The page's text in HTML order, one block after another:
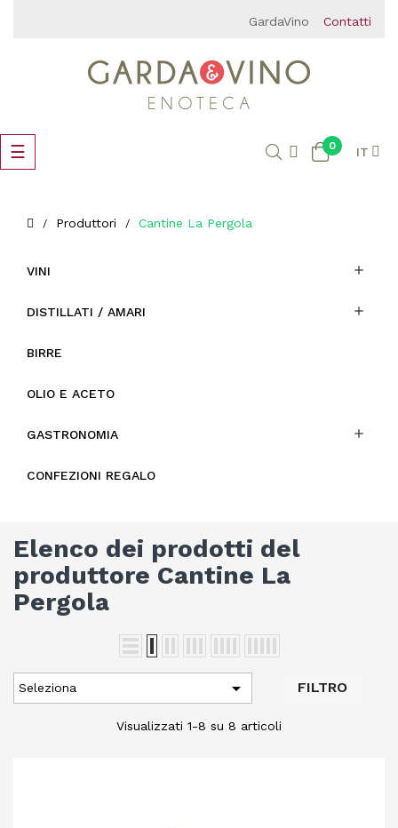
GardaVino Contatti
navigazione
Toggle
☰ 0 IT
Produttori Cantine La Pergola
VINI 
DISTILLATI / AMARI 
BIRRE
OLIO E ACETO
GASTRONOMIA 
CONFEZIONI REGALO
Elenco dei prodotti del
produttore Cantine La
Pergola
Seleziona  FILTRO
Visualizzati 1-8 su 8 articoli